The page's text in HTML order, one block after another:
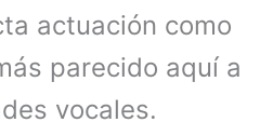
actuación como
parecido aquí a
vocales.